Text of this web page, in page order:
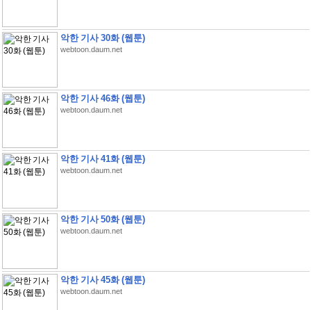
악한 기사 30화 (웹툰)
webtoon.daum.net
악한 기사 46화 (웹툰)
webtoon.daum.net
악한 기사 41화 (웹툰)
webtoon.daum.net
악한 기사 50화 (웹툰)
webtoon.daum.net
악한 기사 45화 (웹툰)
webtoon.daum.net